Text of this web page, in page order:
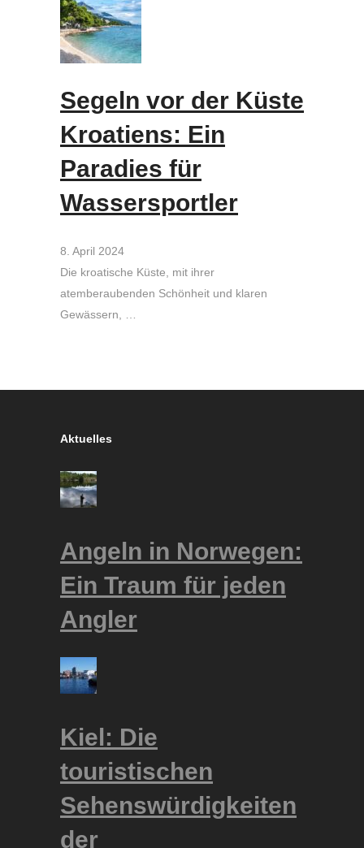
Segeln vor der Küste
Kroatiens: Ein
Paradies für
Wassersportler
8. April 2024
Die kroatische Küste, mit ihrer
atemberaubenden Schönheit und klaren
Gewässern, …
Aktuelles
Angeln in Norwegen:
Ein Traum für jeden
Angler
Kiel: Die
touristischen
Sehenswürdigkeiten
der